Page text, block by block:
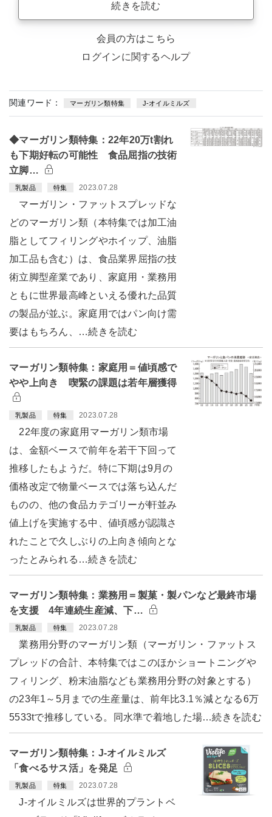
続きを読む
会員の方はこちら
ログインに関するヘルプ
関連ワード： マーガリン類特集 J-オイルミルズ
◆マーガリン類特集：22年20万t割れ
も下期好転の可能性 食品屈指の技術
立脚…
乳製品 特集 2023.07.28
マーガリン・ファットスプレッドな
どのマーガリン類（本特集では加工油
脂としてフィリングやホイップ、油脂
加工品も含む）は、食品業界屈指の技
術立脚型産業であり、家庭用・業務用
ともに世界最高峰といえる優れた品質
の製品が並ぶ。家庭用ではパン向け需
要はもちろん、…続きを読む
マーガリン類特集：家庭用＝値頃感で
やや上向き 喫緊の課題は若年層獲得
乳製品 特集 2023.07.28
22年度の家庭用マーガリン類市場
は、金額ベースで前年を若干下回って
推移したもようだ。特に下期は9月の
価格改定で物量ベースでは落ち込んだ
ものの、他の食品カテゴリーが軒並み
値上げを実施する中、値頃感が認識さ
れたことで久しぶりの上向き傾向とな
ったとみられる…続きを読む
マーガリン類特集：業務用＝製菓・製パンなど最終市場
を支援 4年連続生産減、下…
乳製品 特集 2023.07.28
業務用分野のマーガリン類（マーガリン・ファットス
プレッドの合計、本特集ではこのほかショートニングや
フィリング、粉末油脂なども業務用分野の対象とする）
の23年1～5月までの生産量は、前年比3.1％減となる6万
5533tで推移している。同水準で着地した場…続きを読む
マーガリン類特集：J-オイルミルズ
「食べるサス活」を発足
乳製品 特集 2023.07.28
J-オイルミルズは世界的プラントベ